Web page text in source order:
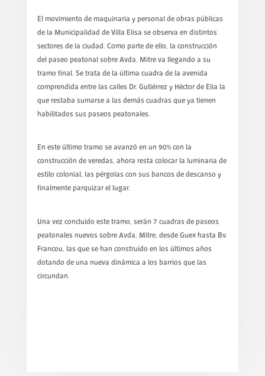
El movimiento de maquinaria y personal de obras públicas
de la Municipalidad de Villa Elisa se observa en distintos
sectores de la ciudad. Como parte de ello, la construcción
del paseo peatonal sobre Avda. Mitre va llegando a su
tramo final. Se trata de la última cuadra de la avenida
comprendida entre las calles Dr. Gutiérrez y Héctor de Elia la
que restaba sumarse a las demás cuadras que ya tienen
habilitados sus paseos peatonales.
En este último tramo se avanzó en un 90% con la
construcción de veredas, ahora resta colocar la luminaria de
estilo colonial, las pérgolas con sus bancos de descanso y
finalmente parquizar el lugar.
Una vez concluido este tramo, serán 7 cuadras de paseos
peatonales nuevos sobre Avda. Mitre, desde Guex hasta Bv.
Francou, las que se han construido en los últimos años
dotando de una nueva dinámica a los barrios que las
circundan.